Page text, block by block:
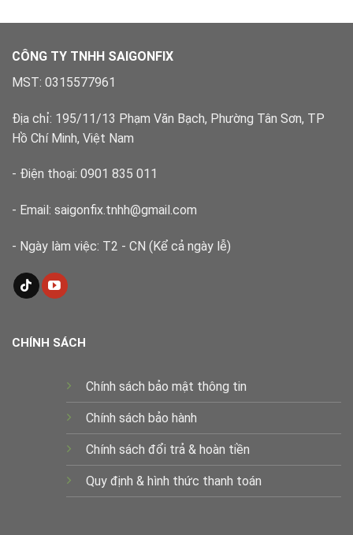
điểm
–
CÔNG TY TNHH SAIGONFIX
MST: 0315577961
Địa chỉ: 195/11/13 Phạm Văn Bạch, Phường Tân Sơn, TP
Hồ Chí Minh, Việt Nam
- Điện thoại: 0901 835 011
- Email: saigonfix.tnhh@gmail.com
- Ngày làm việc: T2 - CN (Kể cả ngày lễ)
CHÍNH SÁCH
Chính sách bảo mật thông tin
Chính sách bảo hành
Chính sách đổi trả & hoàn tiền
Quy định & hình thức thanh toán